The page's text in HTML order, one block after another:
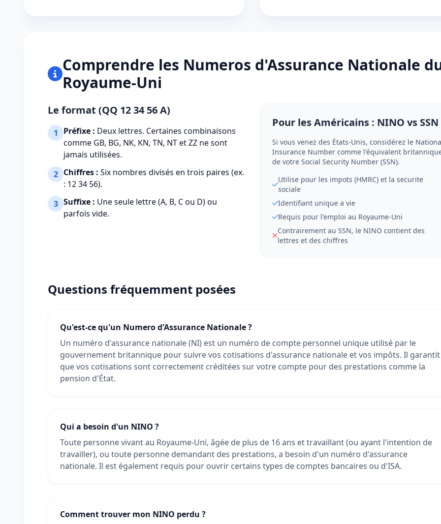
EJ 01 32 23 C
Comprendre les Numeros d'Assurance Nationale
Royaume-Uni
Le format (QQ 12 34 56 A)
1 Préfixe : Deux lettres. Certaines combinaisons
comme GB, BG, NK, KN, TN, NT et ZZ ne sont
jamais utilisées.
2 Chiffres : Six nombres divisés en trois paires (ex.
: 12 34 56).
3 Suffixe : Une seule lettre (A, B, C ou D) ou
parfois vide.
Pour les Américains : NINO vs SSN
Si vous venez des États-Unis, considérez le
Insurance Number comme l'équivalent
de votre Social Security Number (SSN).
Utilise pour les impots (HMRC) et la securite
sociale
Identifiant unique a vie
Requis pour l'emploi au Royaume-Uni
Contrairement au SSN, le NINO contient des
lettres et des chiffres
Questions fréquemment posées
Qu'est-ce qu'un Numero d'Assurance Nationale ?
Un numéro d'assurance nationale (NI) est un numéro de compte personnel unique utilisé par le
gouvernement britannique pour suivre vos cotisations d'assurance nationale et vos impôts. Il garantit
que vos cotisations sont correctement créditées sur votre compte pour des prestations comme la
pension d'État.
Qui a besoin d'un NINO ?
Toute personne vivant au Royaume-Uni, âgée de plus de 16 ans et travaillant (ou ayant l'intention de
travailler), ou toute personne demandant des prestations, a besoin d'un numéro d'assurance
nationale. Il est également requis pour ouvrir certains types de comptes bancaires ou d'ISA.
Comment trouver mon NINO perdu ?